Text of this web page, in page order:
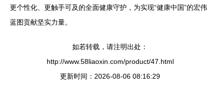
更个性化、更触手可及的全面健康守护，为实现“健康中国”的宏伟
蓝图贡献坚实力量。
如若转载，请注明出处：
http://www.58liaoxin.com/product/47.html
更新时间：2026-08-06 08:16:29